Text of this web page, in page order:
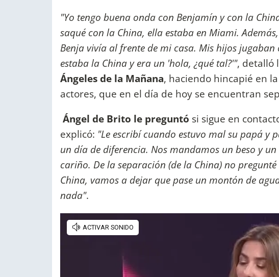
"Yo tengo buena onda con Benjamín y con la
saqué con la China, ella estaba en Miami.
Benja vivía al frente de mi casa. Mis hijos jugaban
estaba la China y era un 'hola, ¿qué tal?'", detalló
Ángeles de la Mañana, haciendo hincapié en
actores, que en el día de hoy se encuentran
Ángel de Brito le preguntó si sigue en
explicó: "Le escribí cuando estuvo mal su papá y
un día de diferencia. Nos mandamos un beso y
cariño. De la separación (de la China) no
China, vamos a dejar que pase un montón de
nada".